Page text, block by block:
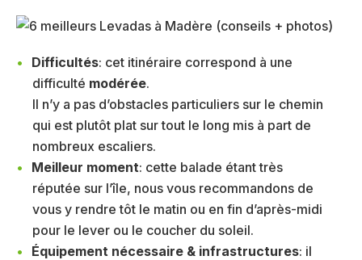
Difficultés: cet itinéraire correspond à une
difficulté modérée.
Il n’y a pas d’obstacles particuliers sur le chemin
qui est plutôt plat sur tout le long mis à part de
nombreux escaliers.
Meilleur moment: cette balade étant très
réputée sur l’île, nous vous recommandons de
vous y rendre tôt le matin ou en fin d’après-midi
pour le lever ou le coucher du soleil.
Équipement nécessaire & infrastructures: il